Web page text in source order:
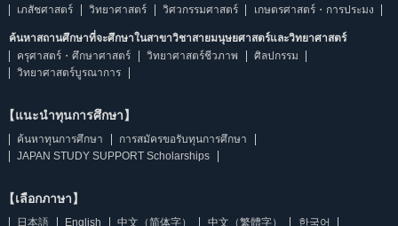
เภสัชศาสตร์
วิทยาศาสตร์ วิศวกรรมศาสตร์ เกษตรศาสตร์・การประมง
ค้นหาสถานศึกษาที่จะศึกษาในสาขาวิชาสายมนุษยศาสตร์และวิทยาศาสตร์
ครุศาสตร์・ศึกษาศาสตร์
วิทยาศาสตร์ชีวภาพ
ศิลปกรรม
วิทยาศาสตร์บูรณาการ
【แนะนำทุนการศึกษา】
ค้นหาทุนการศึกษา
การสมัครขอรับทุนการศึกษา
JAPAN STUDY SUPPORT Scholarships
【เลือกภาษา】
日本語 English 中文（简体字） 中文（繁體字） 한국어